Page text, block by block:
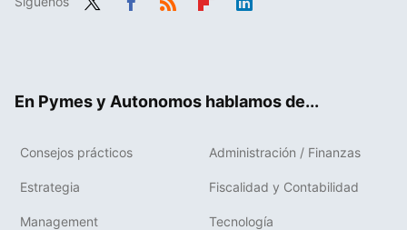
En Pymes y Autonomos hablamos de...
Consejos prácticos Administración / Finanzas
Estrategia Fiscalidad y Contabilidad
Management Tecnología